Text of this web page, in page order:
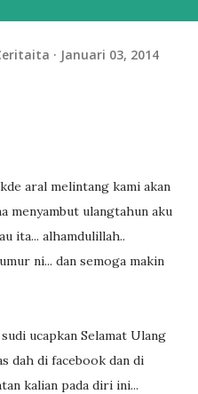
Januari 03, 2014
aral melintang kami akan
menyambut ulangtahun aku
ita... alhamdulillah..
ni... dan semoga makin
ucapkan Selamat Ulang
dah di facebook dan di
kalian pada diri ini...